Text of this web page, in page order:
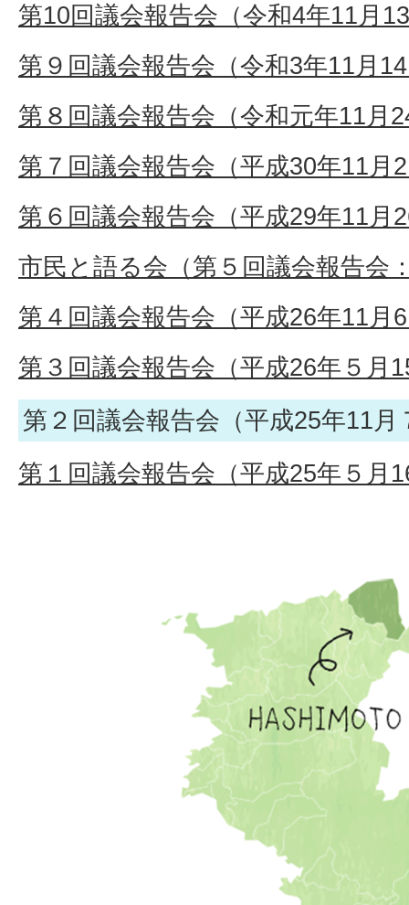
第10回議会報告会（令和4年11月
第９回議会報告会（令和3年11月
第８回議会報告会（令和元年11月
第７回議会報告会（平成30年11月
第６回議会報告会（平成29年11月
市民と語る会（第５回議会報告会
第４回議会報告会（平成26年11月
第３回議会報告会（平成26年５月
第２回議会報告会（平成25年11月
第１回議会報告会（平成25年５月